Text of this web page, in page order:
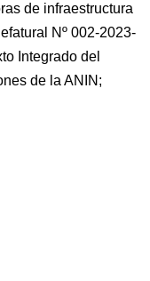
de infraestructura
Nº 002-2023-
Integrado del
de la ANIN;